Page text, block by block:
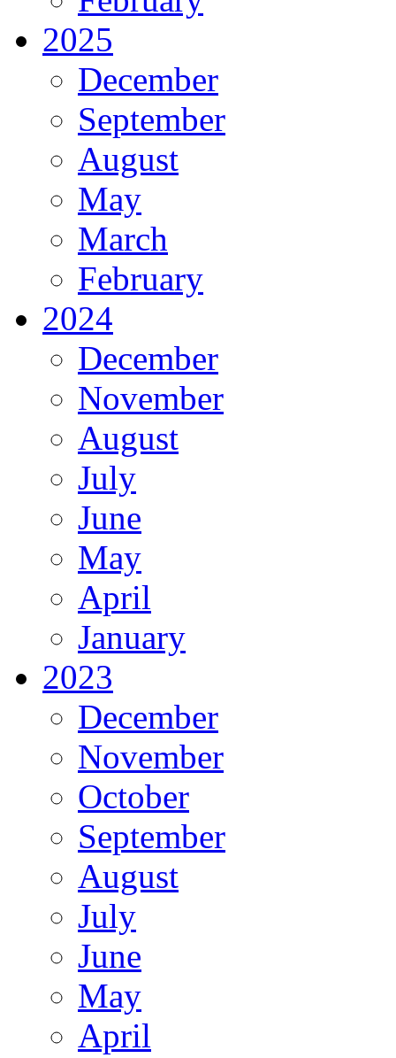
2025
December
September
August
May
March
February
2024
December
November
August
July
June
May
April
January
2023
December
November
October
September
August
July
June
May
April